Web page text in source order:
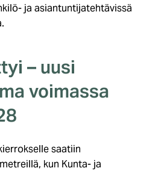
ja asiantuntijatehtävissä
– uusi
voimassa
saatiin
kun Kunta- ja